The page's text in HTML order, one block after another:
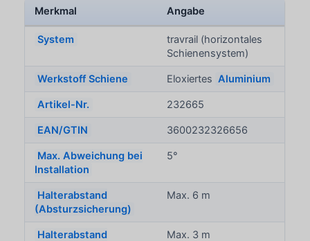
Merkmal Angabe
System
travrail (horizontales
Schienensystem)
Werkstoff Schiene Eloxiertes Aluminium
Artikel-Nr. 232665
EAN/GTIN 3600232326656
Max. Abweichung bei
Installation
5°
Halterabstand
(Absturzsicherung)
Max. 6 m
Halterabstand
Max. 3 m